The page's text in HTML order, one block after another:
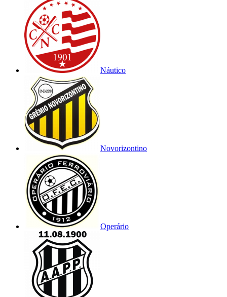
Náutico
Novorizontino
Operário